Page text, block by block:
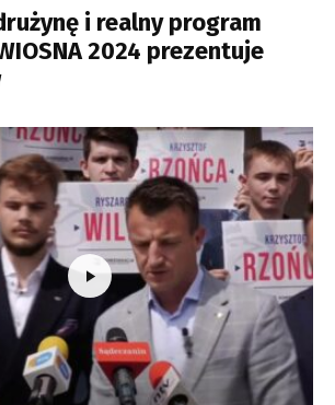
i realny program
2024 prezentuje